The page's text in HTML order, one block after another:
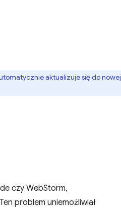
aktualizuje się do nowej
czy WebStorm,
problem uniemożliwiał